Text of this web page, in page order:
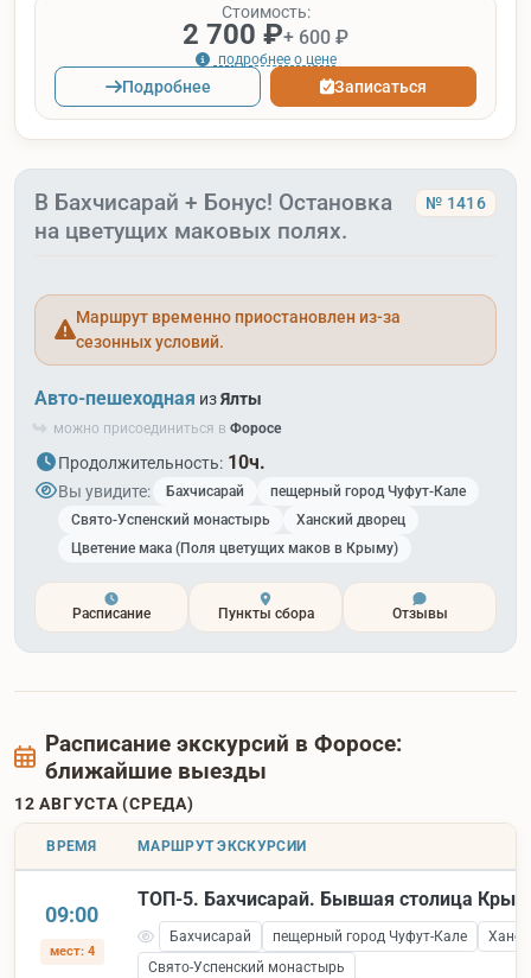
Стоимость:
2 700 ₽+ 600 ₽
подробнее о цене
Подробнее Записаться
В Бахчисарай + Бонус! Остановка
на цветущих маковых полях.
№ 1416
Маршрут временно приостановлен из-за
сезонных условий.
Авто-пешеходная изЯлты
можно присоединиться в Форосе
Продолжительность: 10ч.
Вы увидите: Бахчисарай
пещерный город Чуфут-Кале
Свято-Успенский монастырь
Ханский дворец
Цветение мака (Поля цветущих маков в Крыму)
Расписание Пункты сбора Отзывы
Расписание экскурсий в Форосе:
ближайшие выезды
12 АВГУСТА (СРЕДА)
ВРЕМЯ МАРШРУТ ЭКСКУРСИИ
09:00
мест: 4
ТОП-5. Бахчисарай. Бывшая столица
Бахчисарай пещерный город Чуфут-Кале
Свято-Успенский монастырь